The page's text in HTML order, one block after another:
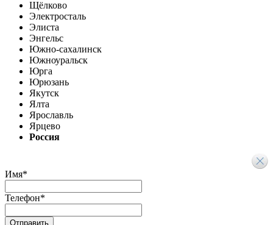
Щёлково
Электросталь
Элиста
Энгельс
Южно-сахалинск
Южноуральск
Юрга
Юрюзань
Якутск
Ялта
Ярославль
Ярцево
Россия
Имя*
Телефон*